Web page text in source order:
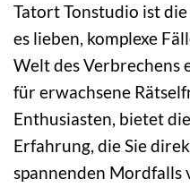
Tatort Tonstudio ist
es lieben, komplexe
Welt des Verbrechens
für erwachsene
Enthusiasten, bietet
Erfahrung, die Sie
spannenden Mordfalls